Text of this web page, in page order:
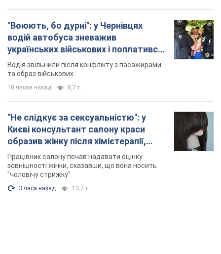
"Воюють, бо дурні": у Чернівцях
водій автобуса зневажив
українських військових і поплатився.
Відео
Водія звільнили після конфлікту з пасажирами
та образ військових
10 часов назад 8,7 т.
"Не слідкує за сексуальністю": у
Києві консультант салону краси
образив жінку після хімієтерапії,
розгорівся скандал. Фото
Працівник салону почав надавати оцінку
зовнішності жінки, сказавши, що вона носить
"чоловічу стрижку"
3 часа назад 13,7 т.